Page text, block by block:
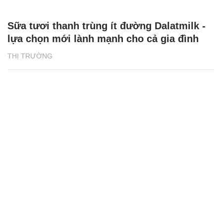
THỊ TRƯỜNG
Sữa tươi thanh trùng ít đường Dalatmilk -
lựa chọn mới lành mạnh cho cả gia đình